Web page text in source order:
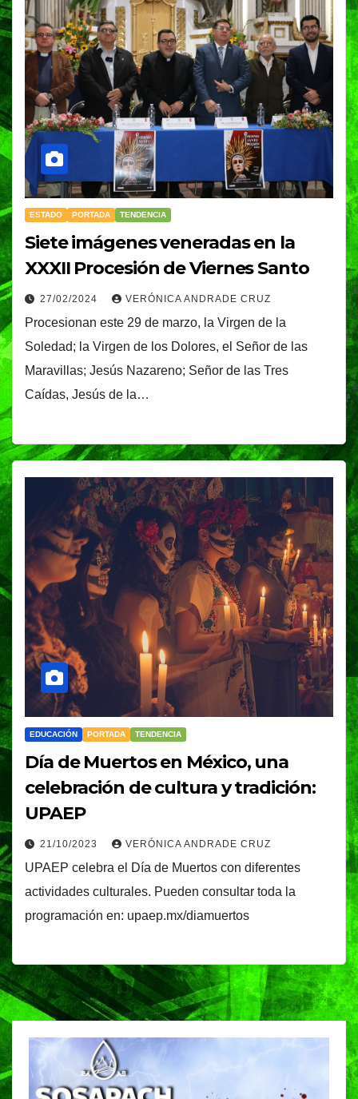
ESTADO PORTADA TENDENCIA
Siete imágenes veneradas en la
XXXII Procesión de Viernes Santo
27/02/2024 VERÓNICA ANDRADE CRUZ
Procesionan este 29 de marzo, la Virgen de la
Soledad; la Virgen de los Dolores, el Señor de las
Maravillas; Jesús Nazareno; Señor de las Tres
Caídas, Jesús de la…
EDUCACIÓN PORTADA TENDENCIA
Día de Muertos en México, una
celebración de cultura y tradición:
UPAEP
21/10/2023 VERÓNICA ANDRADE CRUZ
UPAEP celebra el Día de Muertos con diferentes
actividades culturales. Pueden consultar toda la
programación en: upaep.mx/diamuertos